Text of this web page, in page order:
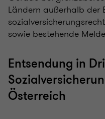
Ländern außerhalb der
sowie bestehende
Entsendung in
Österreich